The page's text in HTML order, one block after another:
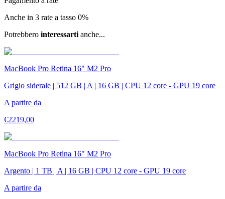
Anche in 3 rate a tasso 0%
Potrebbero interessarti anche...
MacBook Pro Retina 16" M2 Pro
Grigio siderale | 512 GB | A | 16 GB | CPU 12 core - GPU 19 core
A partire da
€2219,00
MacBook Pro Retina 16" M2 Pro
Argento | 1 TB | A | 16 GB | CPU 12 core - GPU 19 core
A partire da